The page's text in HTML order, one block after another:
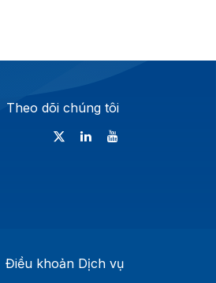
Theo dõi chúng tôi
Điều khoản Dịch vụ